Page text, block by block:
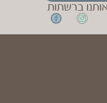
ברשתות